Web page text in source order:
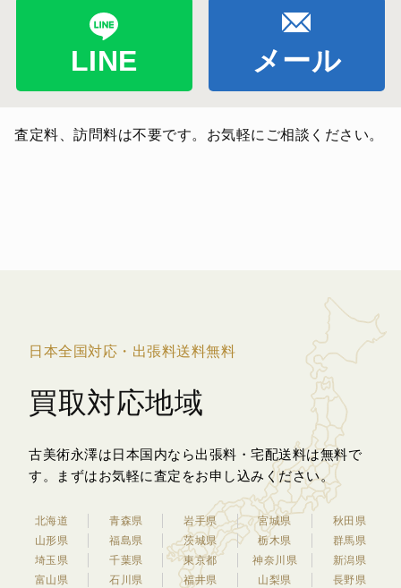
LINE メール
査定料、訪問料は不要です。お気軽にご相談ください。
日本全国対応・出張料送料無料
買取対応地域
古美術永澤は日本国内なら出張料・宅配送料は無料で
す。
まずはお気軽に査定をお申し込みください。
北海道 青森県 岩手県 宮城県
秋田県
山形県
福島県 茨城県 栃木県
群馬県
埼玉県
千葉県 東京都 神奈川県
新潟県
富山県
石川県 福井県 山梨県
長野県